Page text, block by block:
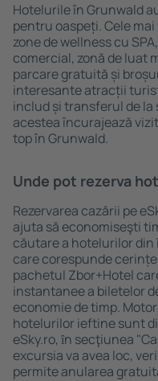
Hotelurile în Grunwald
pentru oaspeți. Cele
zone de wellness cu
comercial, zonă de luat
parcare gratuită și
interesante atracții
includ și transferul de la
acestea încurajează
top în Grunwald.
Unde pot rezerva
Rezervarea cazării pe
ajuta să economiseşti
căutare a hotelurilor din
care corespunde
pachetul Zbor+Hotel
instantanee a biletelor
economie de timp.
hotelurilor ieftine sunt
eSky.ro, ȋn secţiunea
excursia va avea loc,
permite anularea